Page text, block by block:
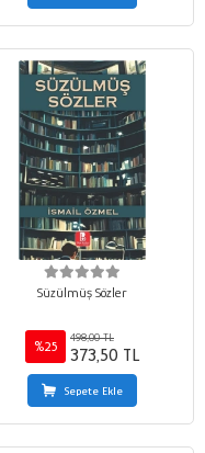
Süzülmüş Sözler
%25
498,00 TL
373,50 TL
Sepete Ekle